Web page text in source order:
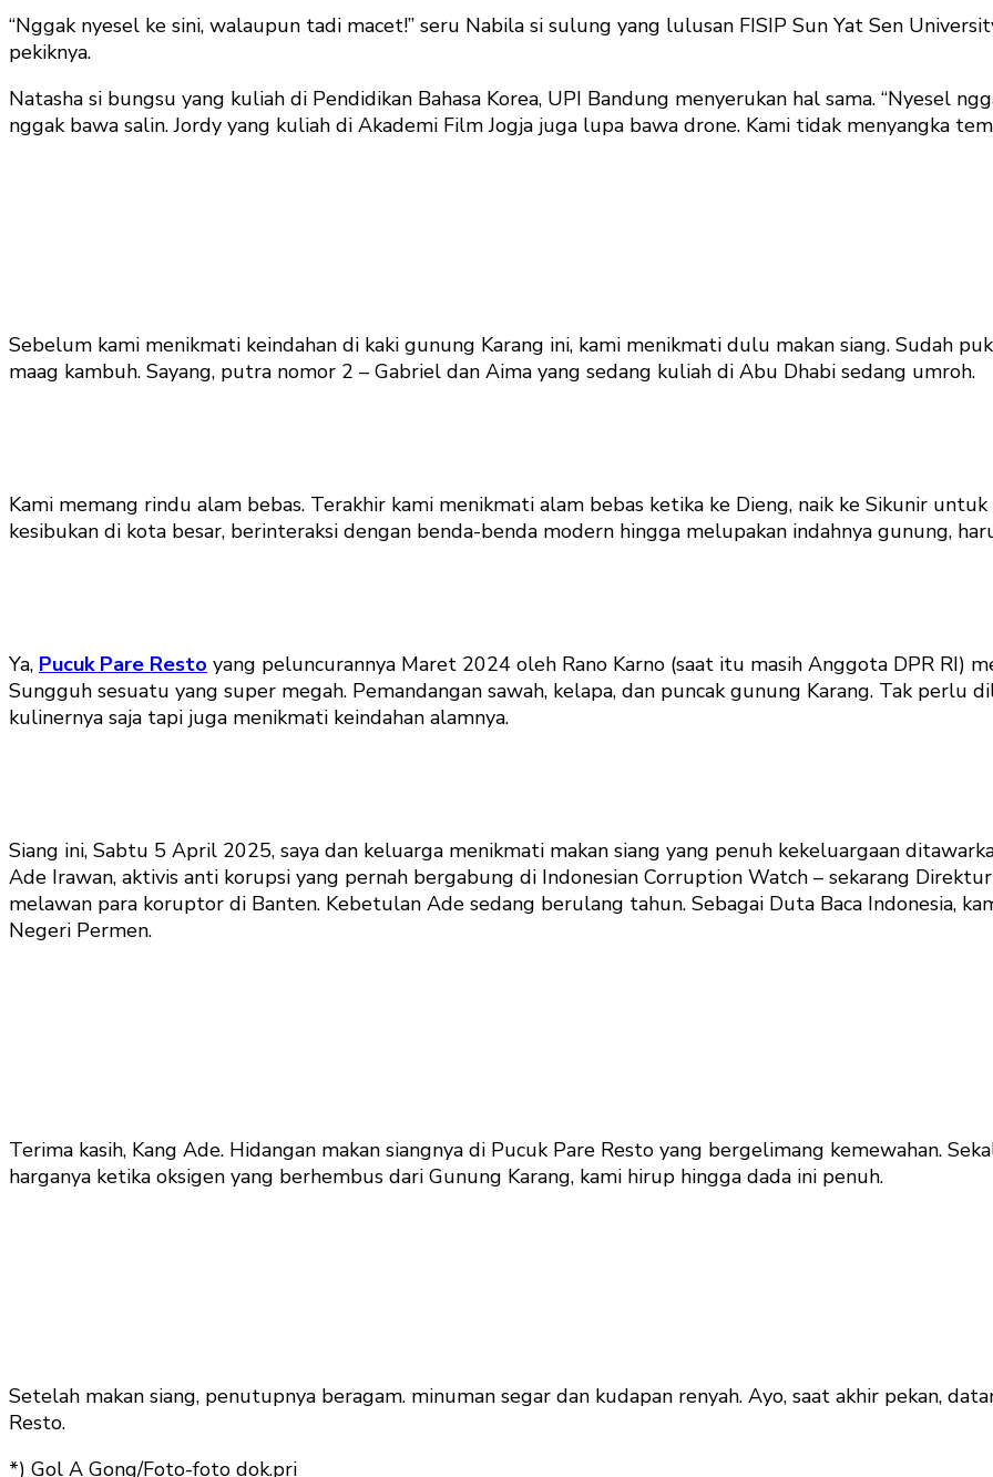
“Nggak nyesel ke sini, walaupun tadi macet!” seru Nabila si sulung yang lulusan FISIP Sun Yat Sen
pekiknya.
Natasha si bungsu yang kuliah di Pendidikan Bahasa Korea, UPI Bandung menyerukan hal sama. “Nyesel
nggak bawa salin. Jordy yang kuliah di Akademi Film Jogja juga lupa bawa drone. Kami tidak menyangka
Sebelum kami menikmati keindahan di kaki gunung Karang ini, kami menikmati dulu makan siang. Sudah
maag kambuh. Sayang, putra nomor 2 – Gabriel dan Aima yang sedang kuliah di Abu Dhabi sedang umroh.
Kami memang rindu alam bebas. Terakhir kami menikmati alam bebas ketika ke Dieng, naik ke Sikunir
kesibukan di kota besar, berinteraksi dengan benda-benda modern hingga melupakan indahnya gunung,
Ya, Pucuk Pare Resto yang peluncurannya Maret 2024 oleh Rano Karno (saat itu masih Anggota DPR RI)
Sungguh sesuatu yang super megah. Pemandangan sawah, kelapa, dan puncak gunung Karang. Tak perlu
kulinernya saja tapi juga menikmati keindahan alamnya.
Siang ini, Sabtu 5 April 2025, saya dan keluarga menikmati makan siang yang penuh kekeluargaan
Ade Irawan, aktivis anti korupsi yang pernah bergabung di Indonesian Corruption Watch – sekarang
melawan para koruptor di Banten. Kebetulan Ade sedang berulang tahun. Sebagai Duta Baca Indonesia,
Negeri Permen.
Terima kasih, Kang Ade. Hidangan makan siangnya di Pucuk Pare Resto yang bergelimang kemewahan.
harganya ketika oksigen yang berhembus dari Gunung Karang, kami hirup hingga dada ini penuh.
Setelah makan siang, penutupnya beragam. minuman segar dan kudapan renyah. Ayo, saat akhir pekan,
Resto.
*) Gol A Gong/Foto-foto dok.pri